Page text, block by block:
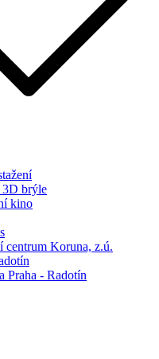
3D brýle
kino
Koruna, z.ú.
Praha - Radotín